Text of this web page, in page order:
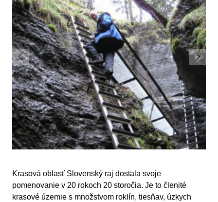
Krasová oblasť Slovenský raj dostala svoje
pomenovanie v 20 rokoch 20 storočia. Je to členité
krasové územie s množstvom roklín, tiesňav, úzkych